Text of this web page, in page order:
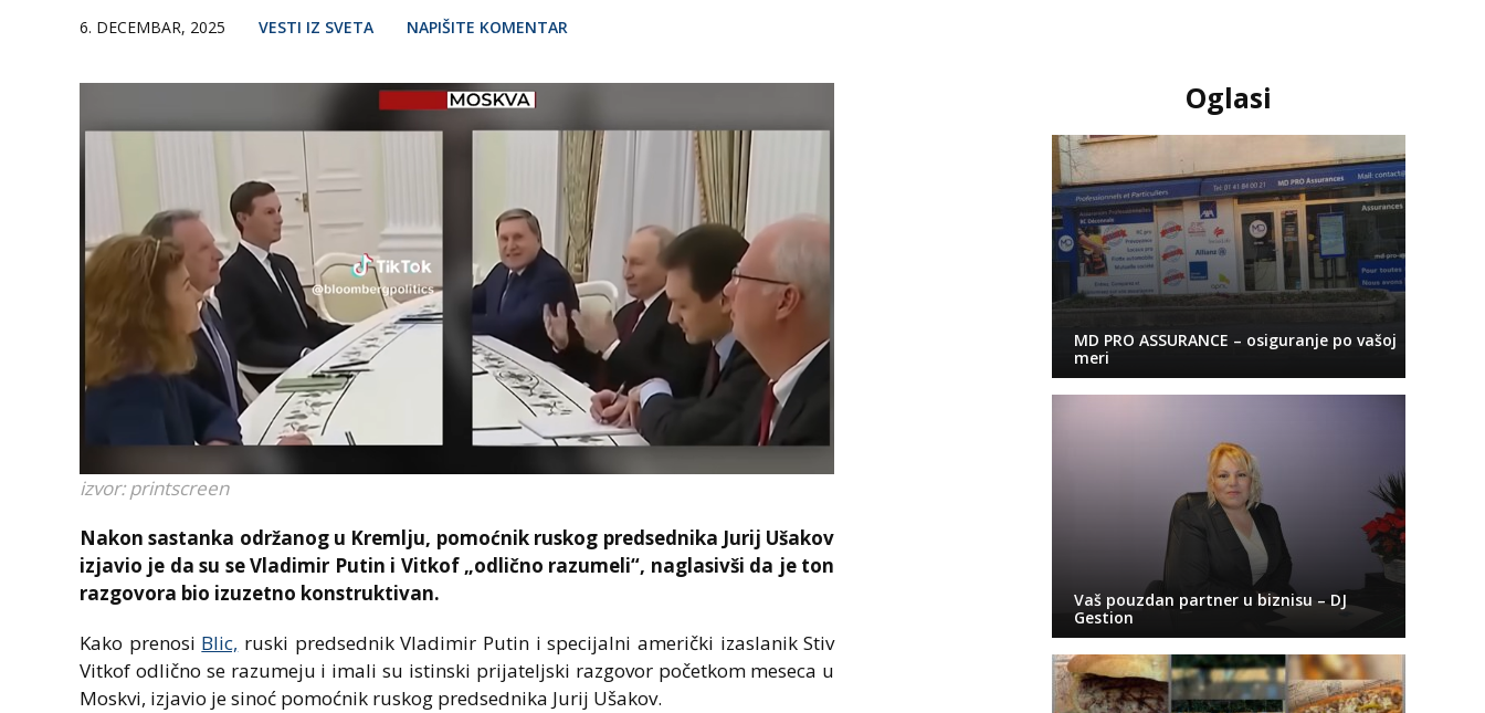
6. DECEMBAR, 2025 VESTI IZ SVETA NAPIŠITE KOMENTAR
izvor: printscreen
Nakon sastanka održanog u Kremlju, pomoćnik ruskog predsednika Jurij Ušakov
izjavio je da su se Vladimir Putin i Vitkof „odlično razumeli“, naglasivši da je ton
razgovora bio izuzetno konstruktivan.
Kako prenosi Blic, ruski predsednik Vladimir Putin i specijalni američki izaslanik Stiv
Vitkof odlično se razumeju i imali su istinski prijateljski razgovor početkom meseca u
Moskvi, izjavio je sinoć pomoćnik ruskog predsednika Jurij Ušakov.
Oglasi
MD PRO ASSURANCE – osiguranje po vašoj
meri
Vaš pouzdan partner u biznisu – DJ
Gestion